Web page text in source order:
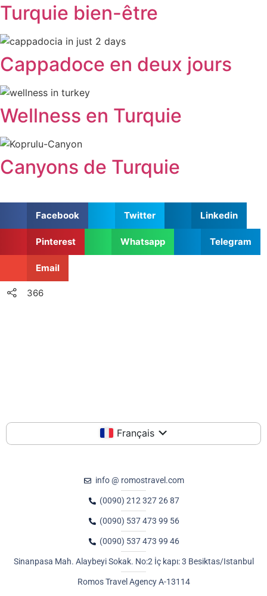
Turquie bien-être
Cappadoce en deux jours
Wellness en Turquie
Canyons de Turquie
Facebook Twitter Linkedin
Pinterest Whatsapp Telegram
Email
366
Français
info @ romostravel.com
(0090) 212 327 26 87
(0090) 537 473 99 56
(0090) 537 473 99 46
Sinanpasa Mah. Alaybeyi Sokak. No:2 İç kapı: 3 Besiktas/Istanbul
Romos Travel Agency A-13114